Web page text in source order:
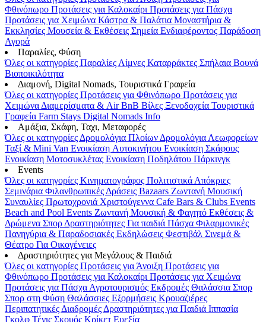
Φθινόπωρο Προτάσεις για Καλοκαίρι Προτάσεις για Πάσχα
Προτάσεις για Χειμώνα Κάστρα & Παλάτια Μοναστήρια &
Εκκλησίες Μουσεία & Εκθέσεις Σημεία Ενδιαφέροντος Παράδοση
Αγορά
Παραλίες, Φύση
Όλες οι κατηγορίες Παραλίες Λίμνες Καταρράκτες Σπήλαια Βουνά
Βιοποικιλότητα
Διαμονή, Digital Nomads, Τουριστικά Γραφεία
Όλες οι κατηγορίες Προτάσεις για Φθινόπωρο Προτάσεις για
Χειμώνα Διαμερίσματα & Air BnB Βίλες Ξενοδοχεία Τουριστικά
Γραφεία Farm Stays Digital Nomads Info
Αμάξια, Σκάφη, Ταχι, Μεταφορές
Όλες οι κατηγορίες Δρομολόγια Πλοίων Δρομολόγια Λεωφορείων
Ταξί & Μini Van Ενοικίαση Aυτοκινήτου Ενοικίαση Σκάφους
Ενοικίαση Μοτοσυκλέτας Ενοικίαση Ποδηλάτου Πάρκινγκ
Events
Όλες οι κατηγορίες Κινηματογράφος Πολιτιστικά Απόκριες
Σεμινάρια Φιλανθρωπικές Δράσεις Bazaars Ζωντανή Μουσική
Συναυλίες Πρωτοχρονιά Χριστούγεννα Cafe Bars & Clubs Events
Beach and Pool Events Ζωντανή Μουσική & Φαγητό Εκθέσεις &
Δρώμενα Σπορ Δραστηριότητες Για παιδιά Πάσχα Φιλαρμονικές
Πανηγύρια & Παραδοσιακές Εκδηλώσεις Φεστιβάλ Σινεμά &
Θέατρο Για Οικογένειες
Δραστηριότητες για Μεγάλους & Παιδιά
Όλες οι κατηγορίες Προτάσεις για Άνοιξη Προτάσεις για
Φθινόπωρο Προτάσεις για Καλοκαίρι Προτάσεις για Χειμώνα
Προτάσεις για Πάσχα Αγροτουρισμός Εκδρομές Θαλάσσια Σπορ
Σπορ στη Φύση Θαλάσσιες Εξορμήσεις Κρουαζιέρες
Περιπατητικές Διαδρομές Δραστηριότητες για Παιδιά Ιππασία
Γκολφ Τένις Σκουός Κρίκετ Ευεξία